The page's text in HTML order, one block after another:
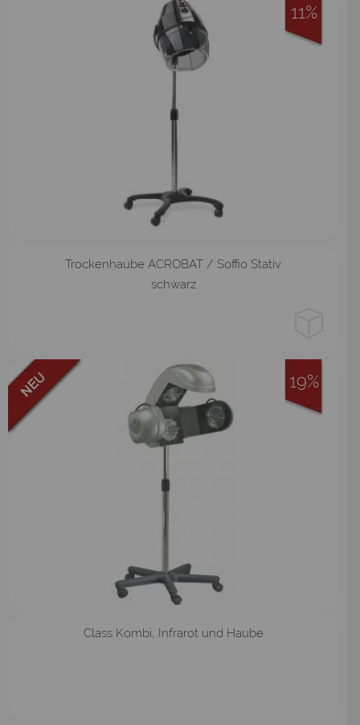
Wandarm Stativ
Trockenhaube ACROBAT / Soffio Stativ
schwarz
11%
Class Kombi, Infrarot und Haube
19%